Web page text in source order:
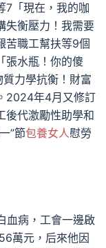
7「現在，我的咖
失衡壓力！我需要
苦職工幫扶等9個
張水瓶！你的傻
質力學抗衡！財富
2024年4月又修訂
後代激勵性助學和
”節包養女人慰勞
血病，工會一邊啟
萬元，后來他因